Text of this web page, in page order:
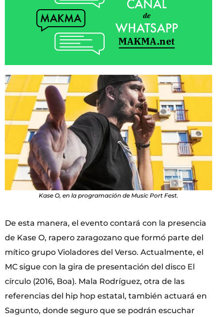
Kase O, en la programación de Music Port Fest.
De esta manera, el evento contará con la presencia
de Kase O, rapero zaragozano que formó parte del
mítico grupo Violadores del Verso. Actualmente, el
MC sigue con la gira de presentación del disco El
círculo (2016, Boa). Mala Rodríguez, otra de las
referencias del hip hop estatal, también actuará en
Sagunto, donde seguro que se podrán escuchar